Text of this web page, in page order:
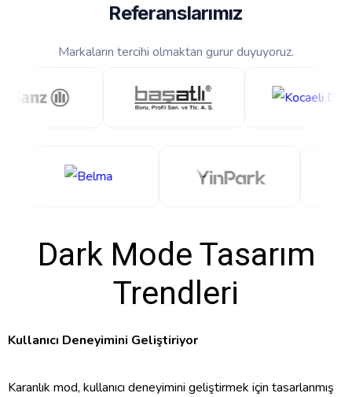
Referanslarımız
Markaların tercihi olmaktan gurur duyuyoruz.
Dark Mode Tasarım
Trendleri
Kullanıcı Deneyimini Geliştiriyor
Karanlık mod, kullanıcı deneyimini geliştirmek için tasarlanmış